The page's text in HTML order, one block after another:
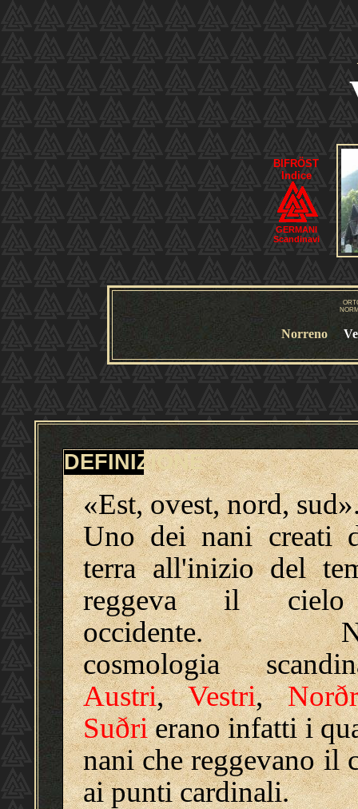
BIFRÖST
Indice
GERMANI
Scandinavi
Norreno
DEFINIZIONE
«Est, ovest, nord,
Uno dei nani creati
terra all'inizio del
reggeva il
occidente.
cosmologia
Austri,Vestri,
Suðrierano infatti i
nani che reggevano il
ai punti cardinali.